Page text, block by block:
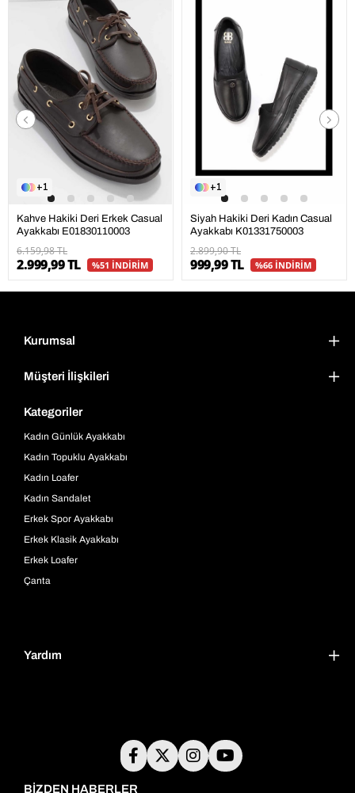
1
Kahve Hakiki Deri Erkek Casual
Ayakkabı E01830110003
6.159,98 TL
2.999,99 TL %51 İNDİRİM
1
Siyah Hakiki Deri Kadın Casual
Ayakkabı K01331750003
2.899,90 TL
999,99 TL %66 İNDİRİM
Kurumsal
Müşteri İlişkileri
Kategoriler
Kadın Günlük Ayakkabı
Kadın Topuklu Ayakkabı
Kadın Loafer
Kadın Sandalet
Erkek Spor Ayakkabı
Erkek Klasik Ayakkabı
Erkek Loafer
Çanta
Yardım
BİZDEN HABERLER